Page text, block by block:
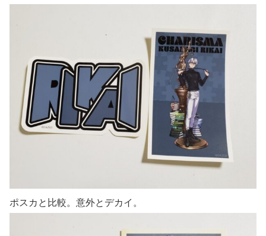
ポスカと比較。意外とデカイ。